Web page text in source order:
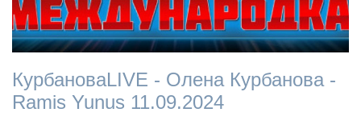
КурбановаLIVE - Олена Курбанова -
Ramis Yunus 11.09.2024